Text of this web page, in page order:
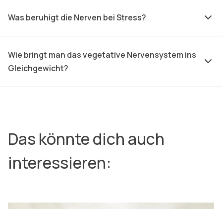
Was beruhigt die Nerven bei Stress?
Wie bringt man das vegetative Nervensystem ins
Gleichgewicht?
Das könnte dich auch
interessieren: